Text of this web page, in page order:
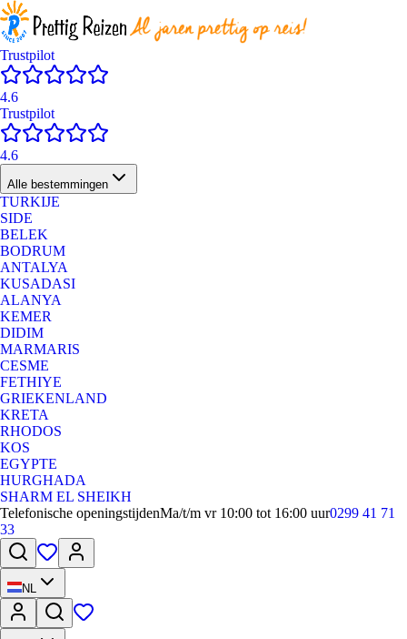
Trustpilot
4.6
Trustpilot
4.6
Alle bestemmingen
TURKIJE
SIDE
BELEK
BODRUM
ANTALYA
KUSADASI
ALANYA
KEMER
DIDIM
MARMARIS
CESME
FETHIYE
GRIEKENLAND
KRETA
RHODOS
KOS
EGYPTE
HURGHADA
SHARM EL SHEIKH
Telefonische openingstijdenMa/t/m vr 10:00 tot 16:00 uur0299 41 71
33
NL